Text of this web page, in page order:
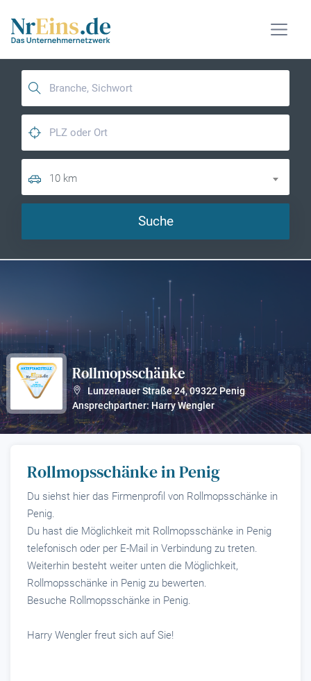
10 km
Suche
Rollmopsschänke ?
Lunzenauer Straße 24,09322Penig
Ansprechpartner: Harry Wengler
Rollmopsschänke in Penig
Du siehst hier das Firmenprofil von Rollmopsschänke in
Penig.
Du hast die Möglichkeit mit Rollmopsschänke in Penig
telefonisch oder per E-Mail in Verbindung zu treten.
Weiterhin besteht weiter unten die Möglichkeit,
Rollmopsschänke in Penig zu bewerten.
Besuche Rollmopsschänke in Penig.
Harry Wengler freut sich auf Sie!